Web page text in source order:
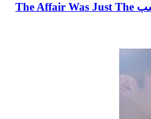
العلاقة كانت البداية فحسب The Affair Was Just The